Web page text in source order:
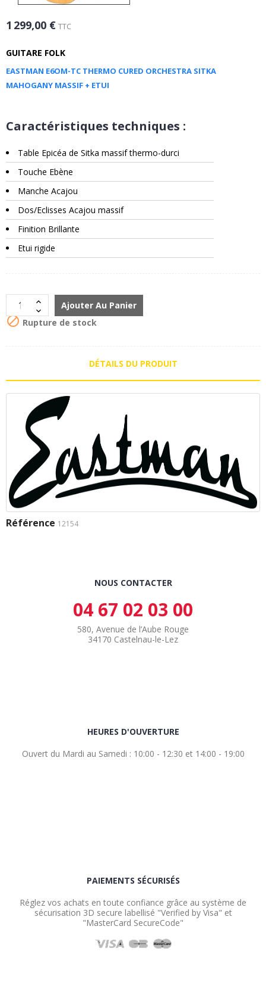
1 299,00 € TTC
GUITARE FOLK
EASTMAN E6OM-TC THERMO CURED ORCHESTRA SITKA
MAHOGANY MASSIF + ETUI
Caractéristiques techniques :
Table Epicéa de Sitka massif thermo-durci
Touche Ebène
Manche Acajou
Dos/Eclisses Acajou massif
Finition Brillante
Etui rigide
Ajouter Au Panier
 Rupture de stock
DÉTAILS DU PRODUIT
Référence 12154
NOUS CONTACTER
04 67 02 03 00
580, Avenue de l’Aube Rouge
34170 Castelnau-le-Lez
HEURES D'OUVERTURE
Ouvert du Mardi au Samedi : 10:00 - 12:30 et 14:00 - 19:00
PAIEMENTS SÉCURISÉS
Réglez vos achats en toute confiance grâce au système de
sécurisation 3D secure labellisé "Verified by Visa" et
"MasterCard SecureCode"